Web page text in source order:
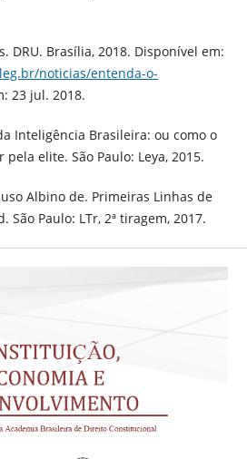
DRU. Brasília, 2018. Disponível em:
noticias/entenda-o-
23 jul. 2018.
Inteligência Brasileira: ou como o
elite. São Paulo: Leya, 2015.
Albino de. Primeiras Linhas de
São Paulo: LTr, 2ª tiragem, 2017.